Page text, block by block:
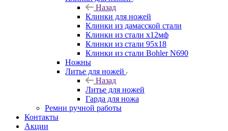
Назад
Клинки для ножей
Клинки из дамасской стали
Клинки из стали х12мф
Клинки из стали 95х18
Клинки из стали Bohler N690
Ножны
Литье для ножей
Назад
Литье для ножей
Гарда для ножа
Ремни ручной работы
Контакты
Акции